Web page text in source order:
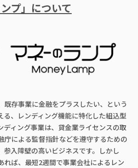
プ」について
既存事業に金融をプラスしたい、という
る、レンディング機能に特化した組込型
ディング事業は、貸金業ライセンスの取
庁による監督指針などを遵守するための
参入障壁の高いビジネスです。しかし
れば、最短2週間で事業会社によるレン